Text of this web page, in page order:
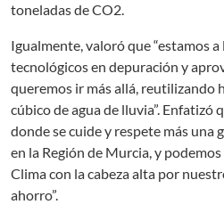
toneladas de CO2.
Igualmente, valoró que “estamos a
tecnológicos en depuración y
queremos ir más allá, reutilizando
cúbico de agua de lluvia”. Enfatizó
donde se cuide y respete más una
en la Región de Murcia, y
Clima con la cabeza alta por
ahorro”.